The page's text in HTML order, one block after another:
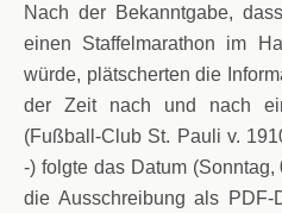
Nach der Bekanntgabe,
einen Staffelmarathon im
würde, plätscherten die
der Zeit nach und nach
(Fußball-Club St. Pauli v.
-) folgte das Datum
die Ausschreibung als PDF-